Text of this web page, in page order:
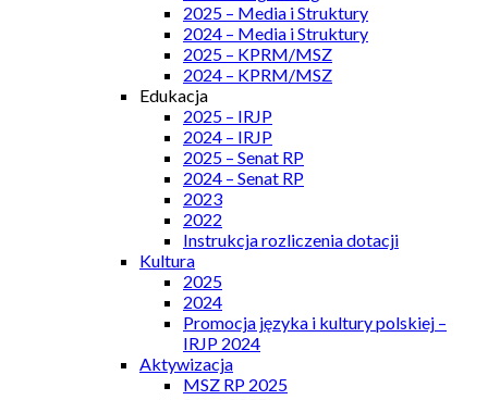
2025 – Media i Struktury
2024 – Media i Struktury
2025 – KPRM/MSZ
2024 – KPRM/MSZ
Edukacja
2025 – IRJP
2024 – IRJP
2025 – Senat RP
2024 – Senat RP
2023
2022
Instrukcja rozliczenia dotacji
Kultura
2025
2024
Promocja języka i kultury polskiej –
IRJP 2024
Aktywizacja
MSZ RP 2025